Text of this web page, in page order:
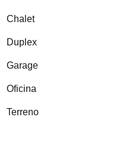
Chalet
Duplex
Garage
Oficina
Terreno